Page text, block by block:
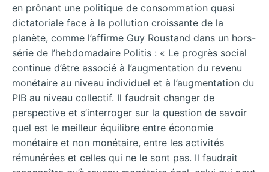
en prônant une politique de consommation quasi
dictatoriale face à la pollution croissante de la
planète, comme l’affirme Guy Roustand dans un hors-
série de l’hebdomadaire Politis : « Le progrès social
continue d’être associé à l’augmentation du revenu
monétaire au niveau individuel et à l’augmentation du
PIB au niveau collectif. Il faudrait changer de
perspective et s’interroger sur la question de savoir
quel est le meilleur équilibre entre économie
monétaire et non monétaire, entre les activités
rémunérées et celles qui ne le sont pas. Il faudrait